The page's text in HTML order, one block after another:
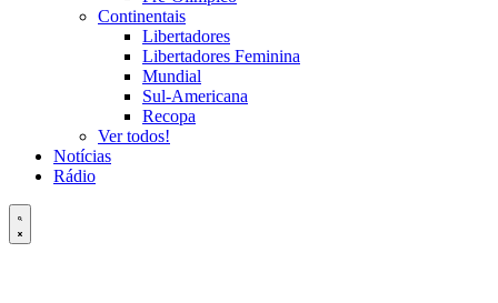
Continentais
Libertadores
Libertadores Feminina
Mundial
Sul-Americana
Recopa
Ver todos!
Notícias
Rádio